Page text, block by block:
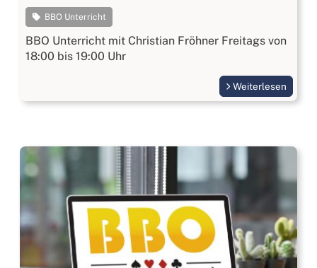
BBO Unterricht
BBO Unterricht mit Christian Fröhner Freitags von
18:00 bis 19:00 Uhr
Weiterlesen